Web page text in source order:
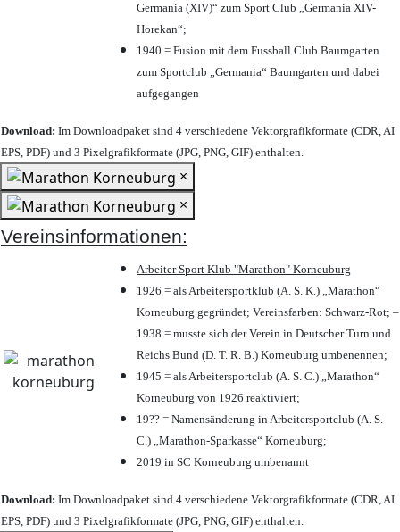
Germania (XIV)“ zum Sport Club „Germania XIV-
Horekan“;
1940 = Fusion mit dem Fussball Club Baumgarten
zum Sportclub „Germania“ Baumgarten und dabei
aufgegangen
Download: Im Downloadpaket sind 4 verschiedene Vektorgrafikformate (CDR, AI
EPS, PDF) und 3 Pixelgrafikformate (JPG, PNG, GIF) enthalten.
×
×
Vereinsinformationen:
Arbeiter Sport Klub "Marathon" Korneuburg
1926 = als Arbeitersportklub (A. S. K.) „Marathon“
Korneuburg gegründet; Vereinsfarben: Schwarz-Rot; –
1938 = musste sich der Verein in Deutscher Turn und
Reichs Bund (D. T. R. B.) Korneuburg umbenennen;
1945 = als Arbeitersportclub (A. S. C.) „Marathon“
Korneuburg von 1926 reaktiviert;
19?? = Namensänderung in Arbeitersportclub (A. S.
C.) „Marathon-Sparkasse“ Korneuburg;
2019 in SC Korneuburg umbenannt
Download: Im Downloadpaket sind 4 verschiedene Vektorgrafikformate (CDR, AI
EPS, PDF) und 3 Pixelgrafikformate (JPG, PNG, GIF) enthalten.